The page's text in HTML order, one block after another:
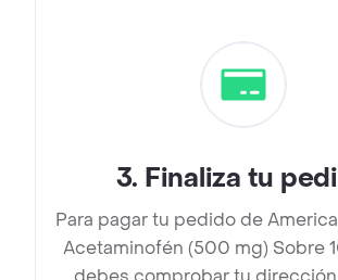
3. Finaliza tu
Para pagar tu pedido de
Acetaminofén (500 mg) Sobre